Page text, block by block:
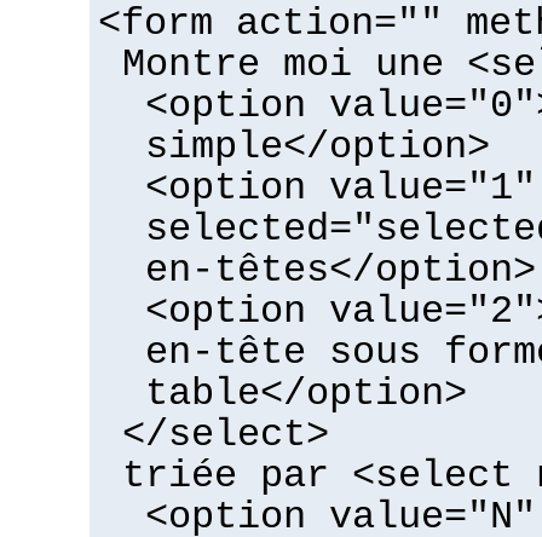
<form action=""
Montre moi une
<option
simple</option>
<option value="1"
en-têtes</option>
<option
en-tête sous
table</option>
</select>
triée par <select
<option value="N"